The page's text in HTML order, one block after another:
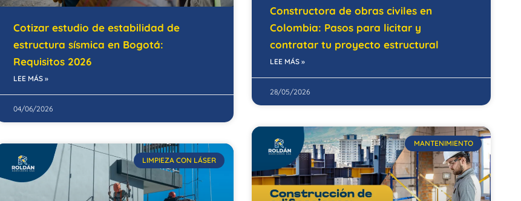
Cotizar estudio de estabilidad de
estructura sísmica en Bogotá:
Requisitos 2026
LEE MÁS »
04/06/2026
Constructora de obras civiles en
Colombia: Pasos para licitar y
contratar tu proyecto estructural
LEE MÁS »
28/05/2026
LIMPIEZA CON LÁSER
MANTENIMIENTO